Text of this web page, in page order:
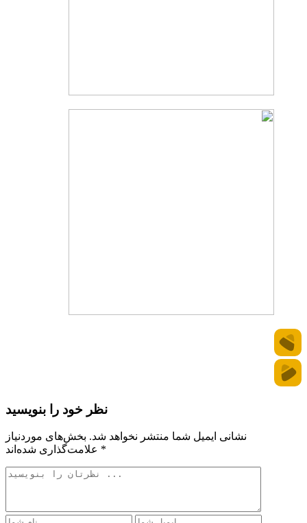
نظر خود را بنویسید
نشانی ایمیل شما منتشر نخواهد شد. بخش‌های موردنیاز
*